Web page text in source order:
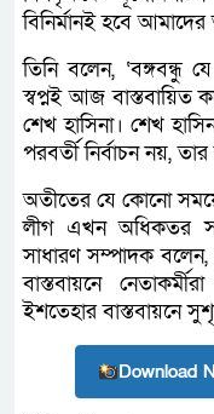
বিনির্মানই হবে আমাদের
তিনি বলেন, ‘বঙ্গবন্ধু
স্বপ্নই আজ বাস্তবায়িত
শেখ হাসিনা। শেখ
পরবর্তী নির্বাচন নয়,
অতীতের যে কোনো
লীগ এখন অধিকতর
সাধারণ সম্পাদক বলেন,
বাস্তবায়নে
ইশতেহার বাস্তবায়নে
Download